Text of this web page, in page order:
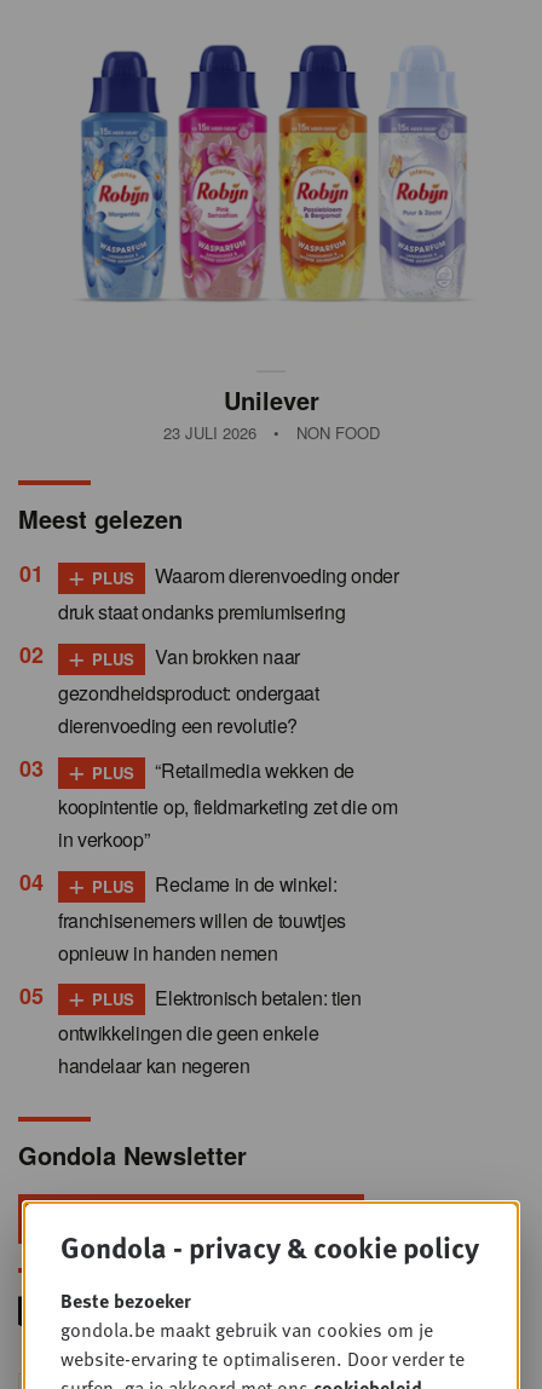
Unilever
23 JULI 2026 • NON FOOD
Meest gelezen
+ PLUS
Waarom dierenvoeding onder
druk staat ondanks premiumisering
+ PLUS
Van brokken naar
gezondheidsproduct: ondergaat
dierenvoeding een revolutie?
+ PLUS
“Retailmedia wekken de
koopintentie op, fieldmarketing zet die om
in verkoop”
+ PLUS
Reclame in de winkel:
franchisenemers willen de touwtjes
opnieuw in handen nemen
+ PLUS
Elektronisch betalen: tien
ontwikkelingen die geen enkele
handelaar kan negeren
Gondola Newsletter
Gondola - privacy & cookie policy
Beste bezoeker
gondola.be maakt gebruik van cookies om je
website-ervaring te optimaliseren. Door verder te